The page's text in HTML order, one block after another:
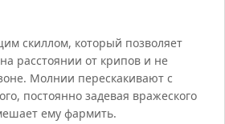
скиллом, который позволяет
расстоянии от крипов и не
Молнии перескакивают с
постоянно задевая вражеского
ему фармить.